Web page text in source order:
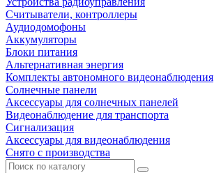
Считыватели, контроллеры
Аудиодомофоны
Аккумуляторы
Блоки питания
Альтернативная энергия
Комплекты автономного видеонаблюдения
Солнечные панели
Аксессуары для солнечных панелей
Видеонаблюдение для транспорта
Сигнализация
Аксессуары для видеонаблюдения
Снято с производства